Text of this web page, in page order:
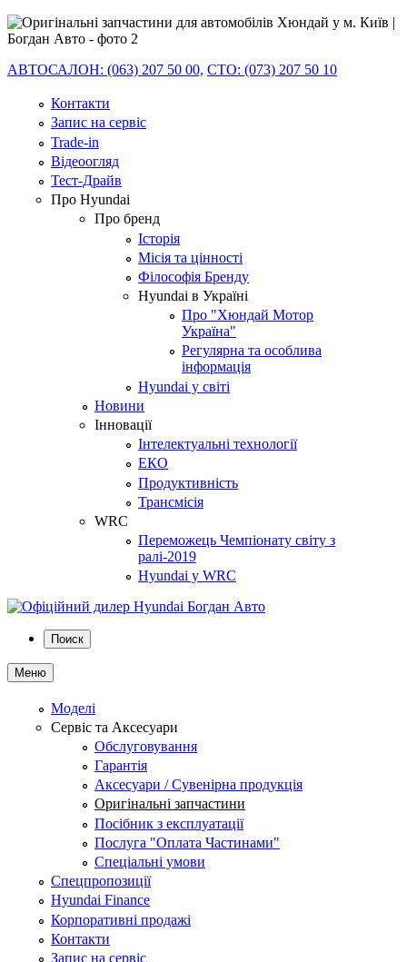
АВТОСАЛОН: (063) 207 50 00, СТО: (073) 207 50 10
Контакти
Запис на сервіс
Trade-in
Відеоогляд
Тест-Драйв
Про Hyundai
Про бренд
Історія
Місія та цінності
Філософія Бренду
Hyundai в Україні
Про "Хюндай Мотор
Україна"
Регулярна та особлива
інформація
Hyundai у світі
Новини
Інновації
Інтелектуальні технології
ЕКО
Продуктивність
Трансмісія
WRC
Переможець Чемпіонату світу з
ралі-2019
Hyundai у WRC
Поиск
Меню
Моделі
Сервіс та Аксесуари
Обслуговування
Гарантія
Аксесуари / Сувенірна продукція
Оригінальні запчастини
Посібник з експлуатації
Послуга "Оплата Частинами"
Спеціальні умови
Спецпропозиції
Hyundai Finance
Корпоративні продажі
Контакти
Запис на сервіс